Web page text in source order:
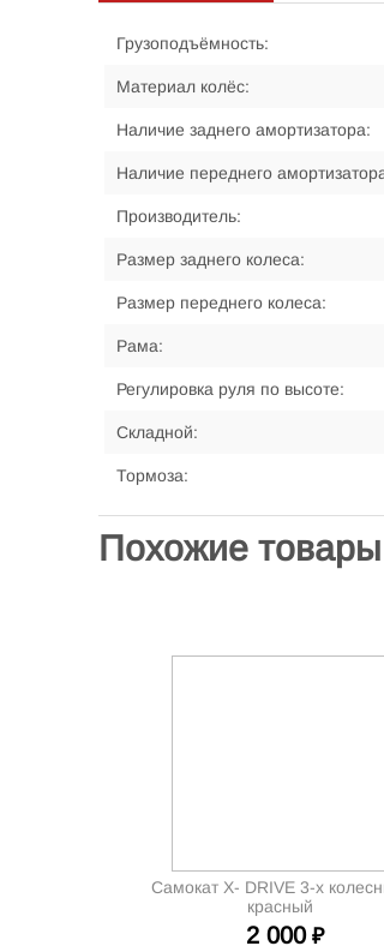
Грузоподъёмность:
Материал колёс:
Наличие заднего амортизатора:
Наличие переднего
Производитель:
Размер заднего колеса:
Размер переднего колеса:
Рама:
Регулировка руля по высоте:
Складной:
Тормоза:
Похожие товары
Самокат X- DRIVE 3-х
красный
2 000 ₽